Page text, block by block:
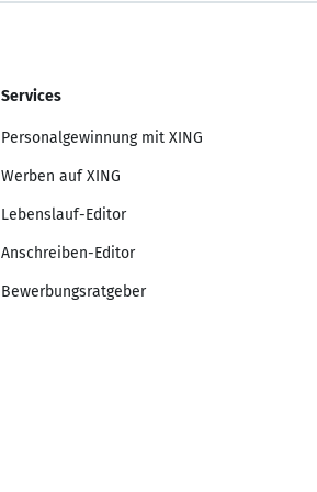
Services
Personalgewinnung mit XING
Werben auf XING
Lebenslauf-Editor
Anschreiben-Editor
Bewerbungsratgeber